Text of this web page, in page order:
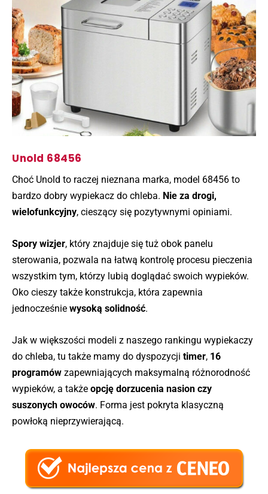
Unold 68456
Choć Unold to raczej nieznana marka, model 68456 to
bardzo dobry wypiekacz do chleba. Nie za drogi,
wielofunkcyjny, cieszący się pozytywnymi opiniami.
Spory wizjer, który znajduje się tuż obok panelu
sterowania, pozwala na łatwą kontrolę procesu pieczenia
wszystkim tym, którzy lubią doglądać swoich wypieków.
Oko cieszy także konstrukcja, która zapewnia
jednocześnie wysoką solidność.
Jak w większości modeli z naszego rankingu wypiekaczy
do chleba, tu także mamy do dyspozycji timer, 16
programów zapewniających maksymalną różnorodność
wypieków, a także opcję dorzucenia nasion czy
suszonych owoców. Forma jest pokryta klasyczną
powłoką nieprzywierającą.